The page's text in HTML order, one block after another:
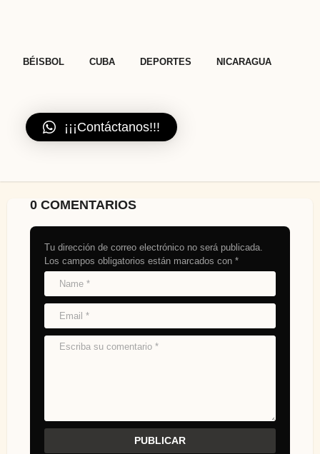
BÉISBOL CUBA DEPORTES NICARAGUA
¡¡¡Contáctanos!!!
0 COMENTARIOS
Tu dirección de correo electrónico no será publicada.
Los campos obligatorios están marcados con *